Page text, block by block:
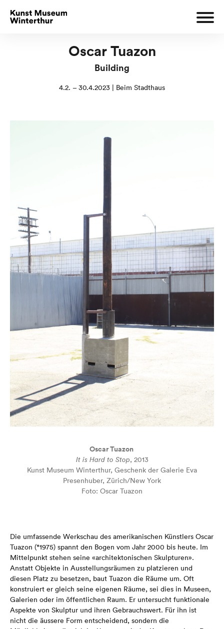
Oscar Tuazon
Building
4.2. – 30.4.2023 | Beim Stadthaus
Oscar Tuazon
It is Hard to Stop, 2013
Kunst Museum Winterthur, Geschenk der Galerie Eva
Presenhuber, Zürich/New York
Foto: Oscar Tuazon
Die umfassende Werkschau des amerikanischen Künstlers Oscar
Tuazon (*1975) spannt den Bogen vom Jahr 2000 bis heute. Im
Mittelpunkt stehen seine «architektonischen Skulpturen».
Anstatt Objekte in Ausstellungsräumen zu platzieren und
diesen Platz zu besetzen, baut Tuazon die Räume um. Oft
konstruiert er gleich seine eigenen Räume, sei dies in Museen,
Galerien oder im öffentlichen Raum. Er untersucht funktionale
Aspekte von Skulptur und ihren Gebrauchswert. Für ihn ist
nicht die äussere Form entscheidend, sondern die